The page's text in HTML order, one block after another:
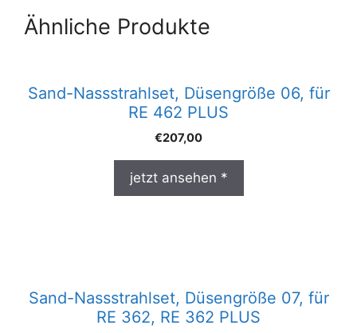
Ähnliche Produkte
Sand-Nassstrahlset, Düsengröße 06, für
RE 462 PLUS
€207,00
jetzt ansehen *
Sand-Nassstrahlset, Düsengröße 07, für
RE 362, RE 362 PLUS